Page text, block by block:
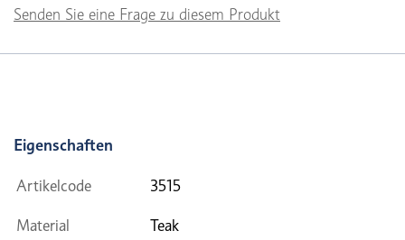
Senden Sie eine Frage zu diesem Produkt
Eigenschaften
Artikelcode 3515
Material Teak